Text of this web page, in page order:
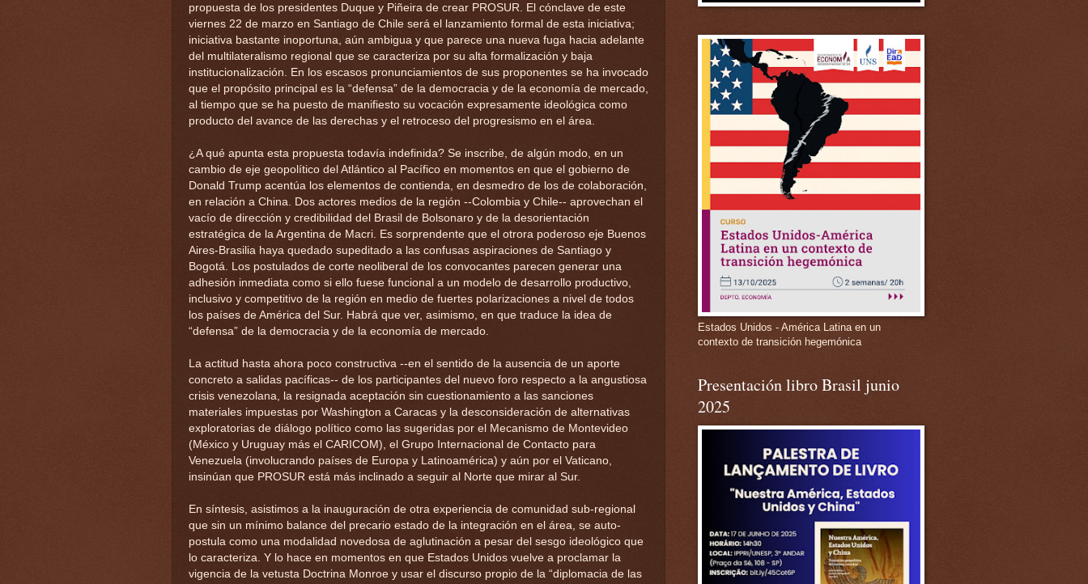
propuesta de los presidentes Duque y Piñeira de crear PROSUR. El cónclave de este
viernes 22 de marzo en Santiago de Chile será el lanzamiento formal de esta iniciativa;
iniciativa bastante inoportuna, aún ambigua y que parece una nueva fuga hacia adelante
del multilateralismo regional que se caracteriza por su alta formalización y baja
institucionalización. En los escasos pronunciamientos de sus proponentes se ha invocado
que el propósito principal es la “defensa” de la democracia y de la economía de mercado,
al tiempo que se ha puesto de manifiesto su vocación expresamente ideológica como
producto del avance de las derechas y el retroceso del progresismo en el área.
¿A qué apunta esta propuesta todavía indefinida? Se inscribe, de algún modo, en un
cambio de eje geopolítico del Atlántico al Pacífico en momentos en que el gobierno de
Donald Trump acentúa los elementos de contienda, en desmedro de los de colaboración,
en relación a China. Dos actores medios de la región --Colombia y Chile-- aprovechan el
vacío de dirección y credibilidad del Brasil de Bolsonaro y de la desorientación
estratégica de la Argentina de Macri. Es sorprendente que el otrora poderoso eje Buenos
Aires-Brasilia haya quedado supeditado a las confusas aspiraciones de Santiago y
Bogotá. Los postulados de corte neoliberal de los convocantes parecen generar una
adhesión inmediata como si ello fuese funcional a un modelo de desarrollo productivo,
inclusivo y competitivo de la región en medio de fuertes polarizaciones a nivel de todos
los países de América del Sur. Habrá que ver, asimismo, en que traduce la idea de
“defensa” de la democracia y de la economía de mercado.
La actitud hasta ahora poco constructiva --en el sentido de la ausencia de un aporte
concreto a salidas pacíficas-- de los participantes del nuevo foro respecto a la angustiosa
crisis venezolana, la resignada aceptación sin cuestionamiento a las sanciones
materiales impuestas por Washington a Caracas y la desconsideración de alternativas
exploratorias de diálogo político como las sugeridas por el Mecanismo de Montevideo
(México y Uruguay más el CARICOM), el Grupo Internacional de Contacto para
Venezuela (involucrando países de Europa y Latinoamérica) y aún por el Vaticano,
insinúan que PROSUR está más inclinado a seguir al Norte que mirar al Sur.
En síntesis, asistimos a la inauguración de otra experiencia de comunidad sub-regional
que sin un mínimo balance del precario estado de la integración en el área, se auto-
postula como una modalidad novedosa de aglutinación a pesar del sesgo ideológico que
lo caracteriza. Y lo hace en momentos en que Estados Unidos vuelve a proclamar la
vigencia de la vetusta Doctrina Monroe y usar el discurso propio de la “diplomacia de las
Estados Unidos - América Latina en un
contexto de transición hegemónica
Presentación libro Brasil junio
2025